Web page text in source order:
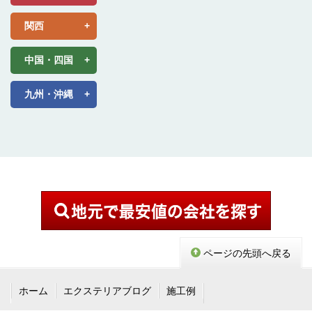
関西
中国・四国
九州・沖縄
ページの先頭へ戻る
ホーム エクステリアブログ 施工例